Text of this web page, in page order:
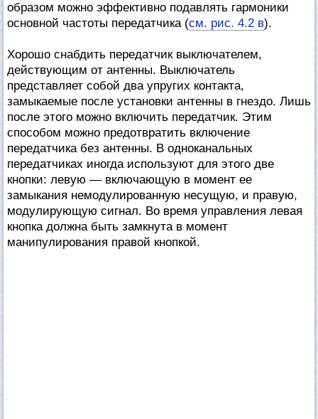
образом можно эффективно подавлять гармоники
основной частоты передатчика (см. рис. 4.2 в).
Хорошо снабдить передатчик выключателем,
действующим от антенны. Выключатель
представляет собой два упругих контакта,
замыкаемые после установки антенны в гнездо. Лишь
после этого можно включить передатчик. Этим
способом можно предотвратить включение
передатчика без антенны. В одноканальных
передатчиках иногда используют для этого две
кнопки: левую — включающую в момент ее
замыкания немодулированную несущую, и правую,
модулирующую сигнал. Во время управления левая
кнопка должна быть замкнута в момент
манипулирования правой кнопкой.